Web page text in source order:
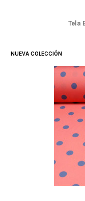
Tela
NUEVA COLECCIÓN